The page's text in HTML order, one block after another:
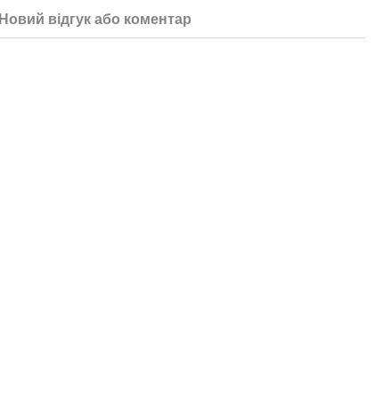
Новий відгук або коментар